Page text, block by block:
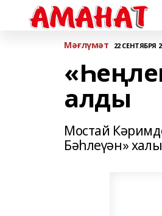
Мәғлүмәт 22 СЕНТЯБРЯ
алды
Мостай
Бәһлеүән»